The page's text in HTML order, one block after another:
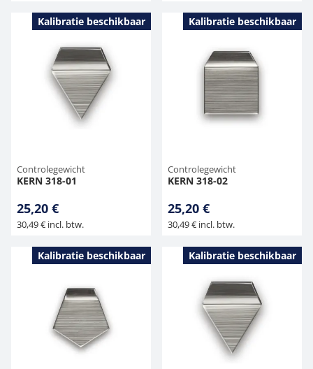
Kalibratie beschikbaar
Controlegewicht
KERN 318-01
25,20 €
30,49 € incl. btw.
Kalibratie beschikbaar
Controlegewicht
KERN 318-02
25,20 €
30,49 € incl. btw.
Kalibratie beschikbaar Kalibratie beschikbaar